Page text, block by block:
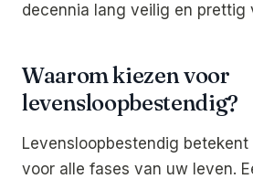
decennia lang veilig en prettig
Waarom kiezen voor
levensloopbestendig?
Levensloopbestendig
voor alle fases van uw leven.